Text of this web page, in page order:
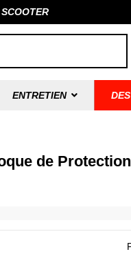
ENTRETIEN
de